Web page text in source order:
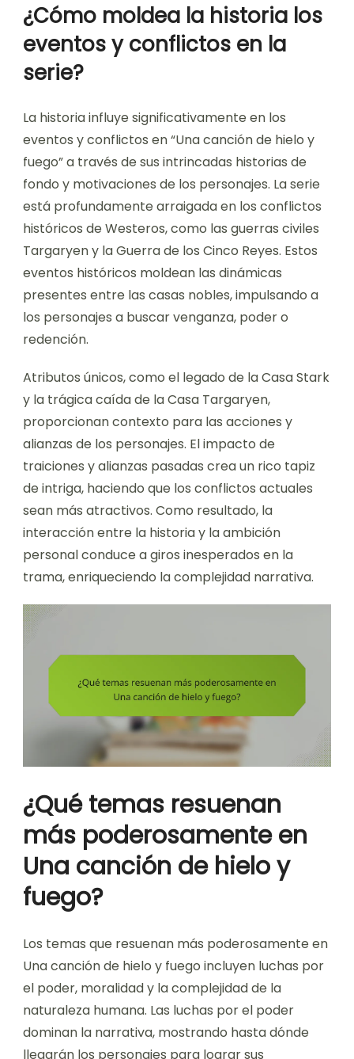
¿Cómo moldea la historia los
eventos y conflictos en la
serie?
La historia influye significativamente en los
eventos y conflictos en “Una canción de hielo y
fuego” a través de sus intrincadas historias de
fondo y motivaciones de los personajes. La serie
está profundamente arraigada en los conflictos
históricos de Westeros, como las guerras civiles
Targaryen y la Guerra de los Cinco Reyes. Estos
eventos históricos moldean las dinámicas
presentes entre las casas nobles, impulsando a
los personajes a buscar venganza, poder o
redención.
Atributos únicos, como el legado de la Casa Stark
y la trágica caída de la Casa Targaryen,
proporcionan contexto para las acciones y
alianzas de los personajes. El impacto de
traiciones y alianzas pasadas crea un rico tapiz
de intriga, haciendo que los conflictos actuales
sean más atractivos. Como resultado, la
interacción entre la historia y la ambición
personal conduce a giros inesperados en la
trama, enriqueciendo la complejidad narrativa.
¿Qué temas resuenan
más poderosamente en
Una canción de hielo y
fuego?
Los temas que resuenan más poderosamente en
Una canción de hielo y fuego incluyen luchas por
el poder, moralidad y la complejidad de la
naturaleza humana. Las luchas por el poder
dominan la narrativa, mostrando hasta dónde
llegarán los personajes para lograr sus